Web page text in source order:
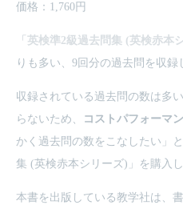
価格：1,760円
「 英検準2級過去問集 (英検赤本
りも多い、9回分の過去問を収録
収録されている過去問の数は多
らないため、
コストパフォーマ
かく過去問の数をこなしたい」
集 (英検赤本シリーズ) 」を購入
本書を出版している教学社は、